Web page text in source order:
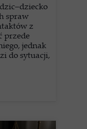
spraw
z
przede
jednak
do sytuacji,